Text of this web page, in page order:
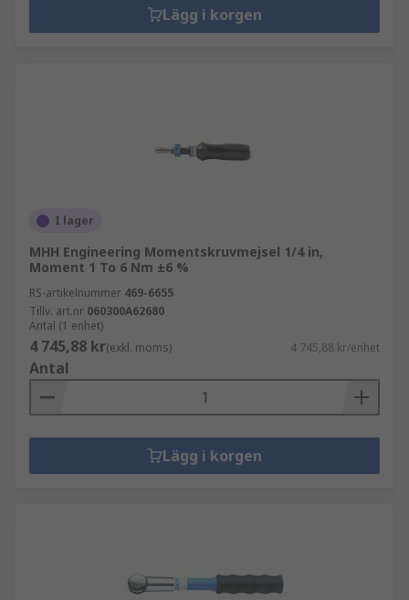
Lägg i korgen
I lager
MHH Engineering Momentskruvmejsel 1/4 in,
Moment 1 To 6 Nm ±6 %
RS-artikelnummer 469-6655
Tillv. art.nr 060300A62680
Antal (1 enhet)
4 745,88 kr(exkl. moms) 4 745,88 kr/enhet
Antal
Lägg i korgen